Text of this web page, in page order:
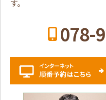
す。
078-